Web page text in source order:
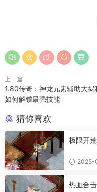
上一篇
1.80传奇：神龙元素辅助大揭
如何解锁最强技能
猜你喜欢
极限开
2025-
热血合